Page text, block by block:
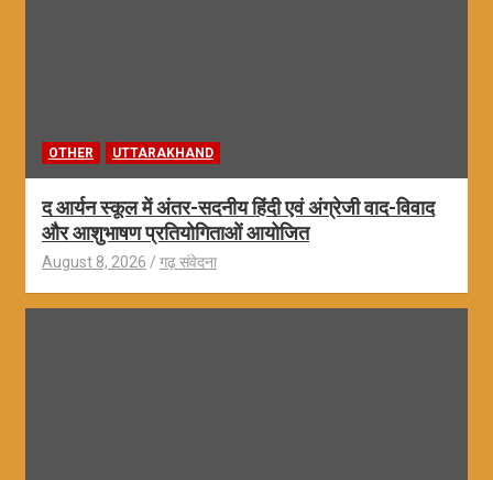
OTHER UTTARAKHAND
द आर्यन स्कूल में अंतर-सदनीय हिंदी एवं अंग्रेजी वाद-विवाद
और आशुभाषण प्रतियोगिताओं आयोजित
August 8, 2026 गढ़ संवेदना